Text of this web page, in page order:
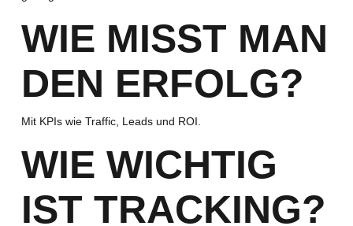
WIE MISST MAN
DEN ERFOLG?
Mit KPIs wie Traffic, Leads und ROI.
WIE WICHTIG
IST TRACKING?